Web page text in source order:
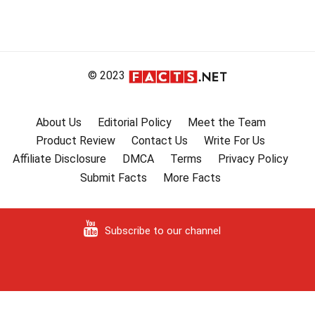
© 2023
About Us Editorial Policy
Meet the Team
Product Review
Contact Us
Write For Us
Affiliate Disclosure
DMCA Terms
Privacy Policy
Submit Facts
More Facts
Subscribe to our channel